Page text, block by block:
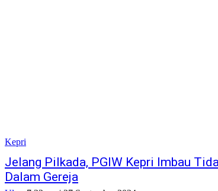
Kepri
Jelang Pilkada, PGIW Kepri Imbau
Dalam Gereja